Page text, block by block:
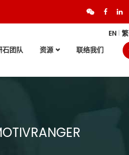
石团队 资源 联络我们
EN 繁